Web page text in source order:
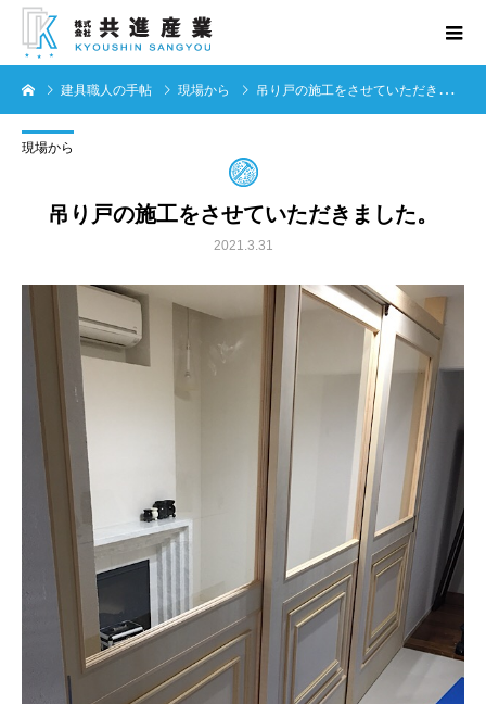
建具職人の手帖 現場から 吊り戸の施工をさせていただきました。
現場から
吊り戸の施工をさせていただきました。
2021.3.31